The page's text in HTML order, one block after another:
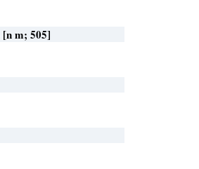
[n m; 505]